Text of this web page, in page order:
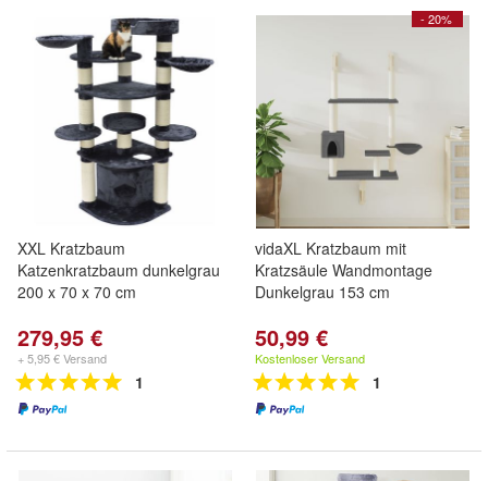
XXL Kratzbaum
Katzenkratzbaum dunkelgrau
200 x 70 x 70 cm
279,95 €
+ 5,95 € Versand
1
- 20%
vidaXL Kratzbaum mit
Kratzsäule Wandmontage
Dunkelgrau 153 cm
50,99 €
Kostenloser Versand
1